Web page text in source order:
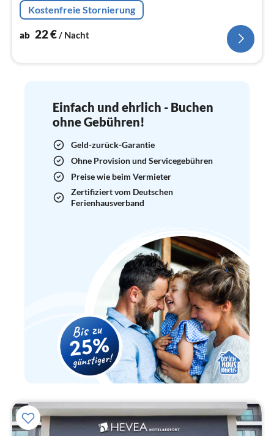
Kostenfreie Stornierung
ab 22€/ Nacht
Einfach und ehrlich - Buchen
ohne Gebühren!
Geld-zurück-Garantie
Ohne Provision und Servicegebühren
Preise wie beim Vermieter
Zertifiziert vom Deutschen
Ferienhausverband